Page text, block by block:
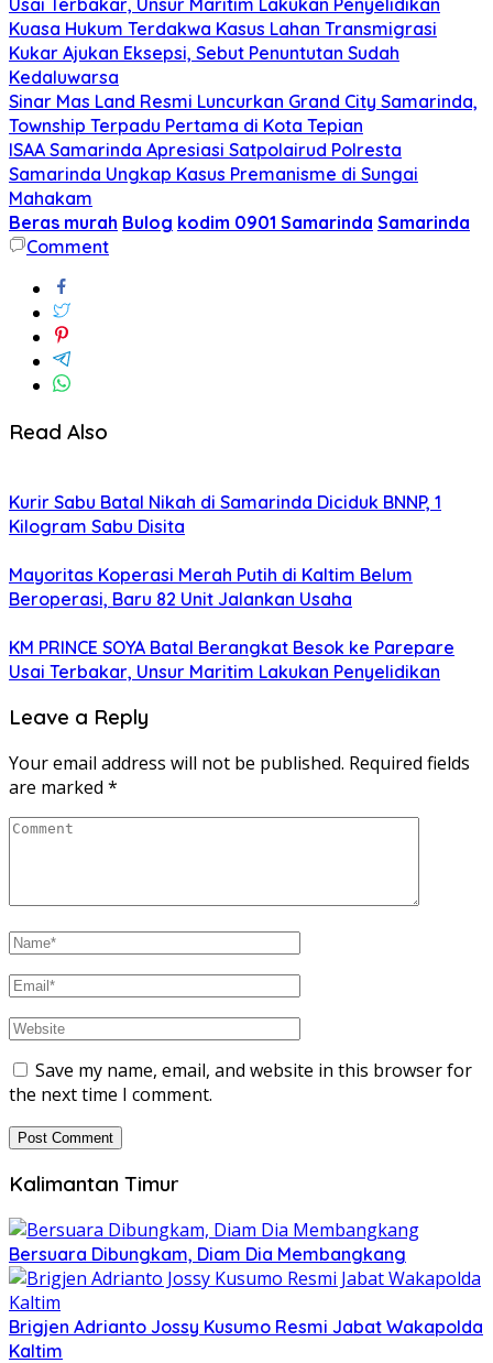
Usai Terbakar, Unsur Maritim Lakukan Penyelidikan
Kuasa Hukum Terdakwa Kasus Lahan Transmigrasi
Kukar Ajukan Eksepsi, Sebut Penuntutan Sudah
Kedaluwarsa
Sinar Mas Land Resmi Luncurkan Grand City Samarinda,
Township Terpadu Pertama di Kota Tepian
ISAA Samarinda Apresiasi Satpolairud Polresta
Samarinda Ungkap Kasus Premanisme di Sungai
Mahakam
Beras murah Bulog kodim 0901 Samarinda Samarinda
Comment
Read Also
Kurir Sabu Batal Nikah di Samarinda Diciduk BNNP, 1
Kilogram Sabu Disita
Mayoritas Koperasi Merah Putih di Kaltim Belum
Beroperasi, Baru 82 Unit Jalankan Usaha
KM PRINCE SOYA Batal Berangkat Besok ke Parepare
Usai Terbakar, Unsur Maritim Lakukan Penyelidikan
Leave a Reply
Your email address will not be published. Required fields
are marked *
Save my name, email, and website in this browser for
the next time I comment.
Kalimantan Timur
Bersuara Dibungkam, Diam Dia Membangkang
Brigjen Adrianto Jossy Kusumo Resmi Jabat Wakapolda
Kaltim